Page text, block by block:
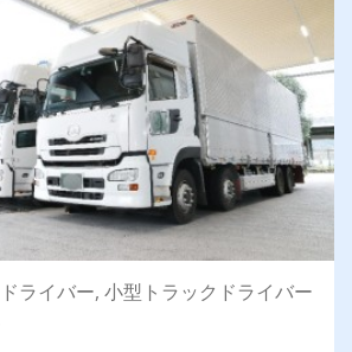
ライバー, 小型トラックドライバー